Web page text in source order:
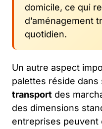
domicile, ce qui
d’aménagement
quotidien.
Un autre aspect
palettes réside dans
transport des
des dimensions
entreprises peuvent